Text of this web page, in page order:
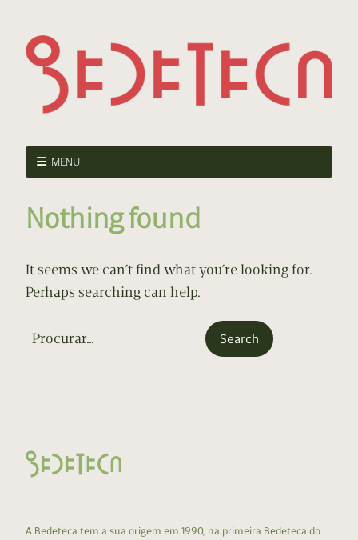
MENU
Nothing found
It seems we can’t find what you’re looking for.
Perhaps searching can help.
A Bedeteca tem a sua origem em 1990, na primeira Bedeteca do